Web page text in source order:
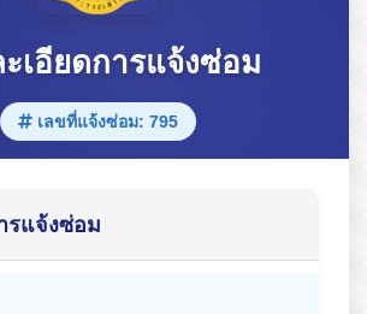
เอียดการแจ้งซ่อม
เลขที่แจ้งซ่อม: 795
รแจ้งซ่อม